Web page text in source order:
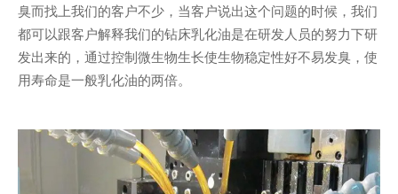
臭而找上我们的客户不少，当客户说出这个问题的时候，我们
都可以跟客户解释我们的钻床乳化油是在研发人员的努力下研
发出来的，通过控制微生物生长使生物稳定性好不易发臭，使
用寿命是一般乳化油的两倍。